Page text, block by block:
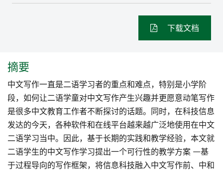
下载文档
摘要
中文写作一直是二语学习者的重点和难点，特别是小学阶
段，如何让二语学童对中文写作产生兴趣并更愿意动笔写作
是很多中文教育工作者不断探讨的话题。同时，在科技信息
发达的今天，各种软件和在线平台越来越广泛地使用在中文
二语学习当中。因此，基于长期的实践和教学经验，本文就
二语学生的中文写作学习提出一个可行性的教学方案 —基
于过程导向的写作框架，将信息科技融入中文写作前、中和